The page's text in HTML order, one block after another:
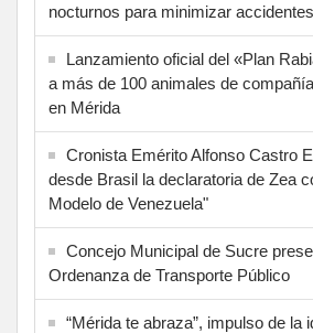
nocturnos para minimizar
Lanzamiento oficial del «Plan
a más de 100 animales de
en Mérida
Cronista Emérito Alfonso Castro
desde Brasil la declaratoria de Zea
Modelo de Venezuela"
Concejo Municipal de Sucre
Ordenanza de Transporte Público
“Mérida te abraza”, impulso de la